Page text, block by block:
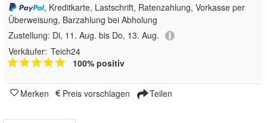
, Kreditkarte, Lastschrift, Ratenzahlung, Vorkasse per
Überweisung, Barzahlung bei Abholung
Zustellung: Di, 11. Aug. bis Do, 13. Aug.
Verkäufer: Teich24
100% positiv
Merken Preis vorschlagen Teilen